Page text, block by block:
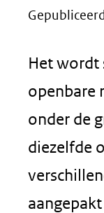
Het wordt
openbare
onder de
diezelfde